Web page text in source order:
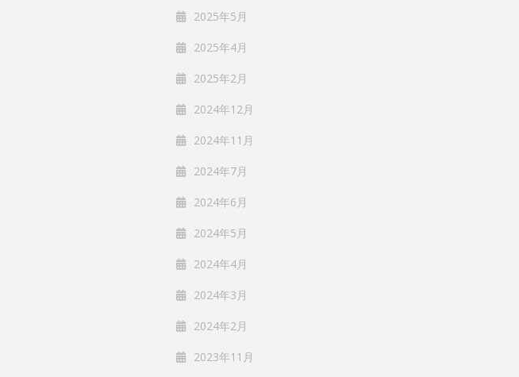
2025年5月
2025年4月
2025年2月
2024年12月
2024年11月
2024年7月
2024年6月
2024年5月
2024年4月
2024年3月
2024年2月
2023年11月